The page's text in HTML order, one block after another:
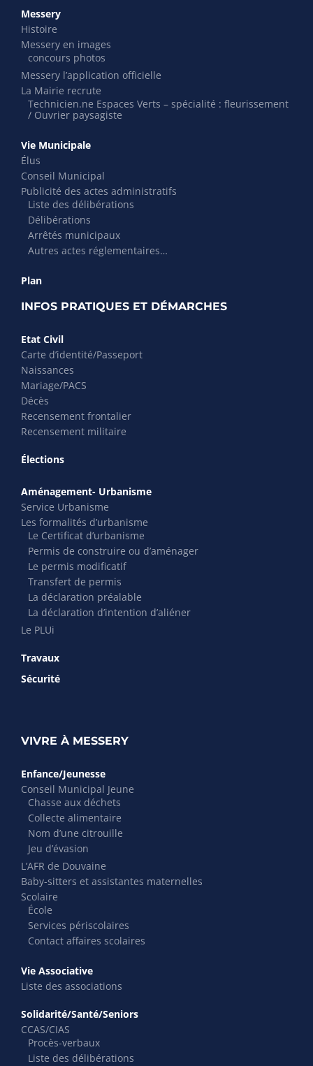
Messery
Histoire
Messery en images
concours photos
Messery l’application officielle
La Mairie recrute
Technicien.ne Espaces Verts – spécialité : fleurissement
/ Ouvrier paysagiste
Vie Municipale
Élus
Conseil Municipal
Publicité des actes administratifs
Liste des délibérations
Délibérations
Arrêtés municipaux
Autres actes réglementaires…
Plan
INFOS PRATIQUES ET DÉMARCHES
Etat Civil
Carte d’identité/Passeport
Naissances
Mariage/PACS
Décès
Recensement frontalier
Recensement militaire
Élections
Aménagement- Urbanisme
Service Urbanisme
Les formalités d’urbanisme
Le Certificat d’urbanisme
Permis de construire ou d’aménager
Le permis modificatif
Transfert de permis
La déclaration préalable
La déclaration d’intention d’aliéner
Le PLUi
Travaux
Sécurité
VIVRE À MESSERY
Enfance/Jeunesse
Conseil Municipal Jeune
Chasse aux déchets
Collecte alimentaire
Nom d’une citrouille
Jeu d’évasion
L’AFR de Douvaine
Baby-sitters et assistantes maternelles
Scolaire
École
Services périscolaires
Contact affaires scolaires
Vie Associative
Liste des associations
Solidarité/Santé/Seniors
CCAS/CIAS
Procès-verbaux
Liste des délibérations